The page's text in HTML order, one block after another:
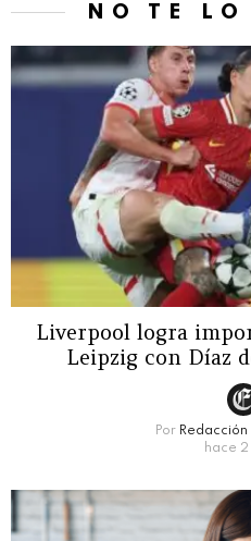
NO TE LO
Liverpool logra
Leipzig con Díaz
Por Redacción
hace 2